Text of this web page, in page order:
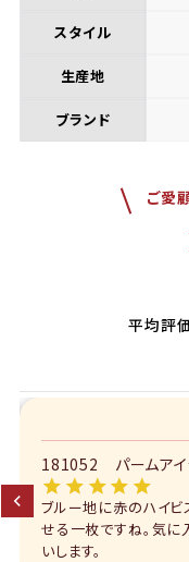
スタイル
生産地
ブランド
ご愛
181052 パームア
ブルー地に赤のハイビ
せる一枚ですね。気に
いします。